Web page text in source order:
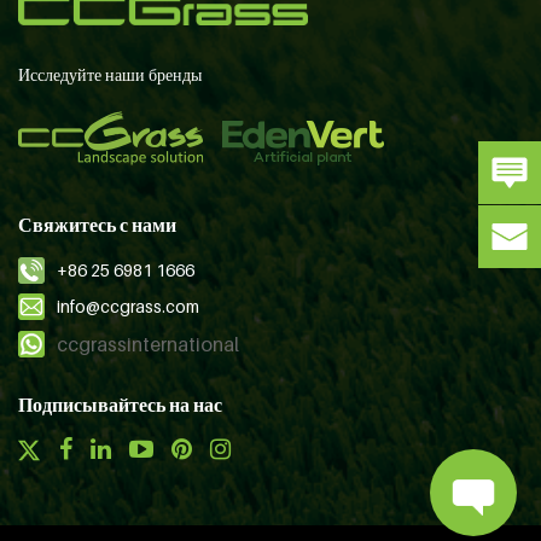
Исследуйте наши бренды
Свяжитесь с нами
+86 25 6981 1666
info@ccgrass.com
ccgrassinternational
Подписывайтесь на нас